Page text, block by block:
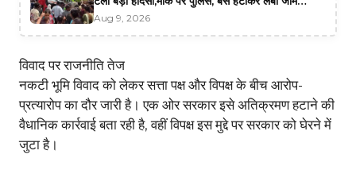
खुलवाने में जुटी
Aug 9, 2026
विवाद पर राजनीति तेज
नकटी भूमि विवाद को लेकर सत्ता पक्ष और विपक्ष के बीच आरोप-
प्रत्यारोप का दौर जारी है। एक ओर सरकार इसे अतिक्रमण हटाने की
वैधानिक कार्रवाई बता रही है, वहीं विपक्ष इस मुद्दे पर सरकार को घेरने में
जुटा है।